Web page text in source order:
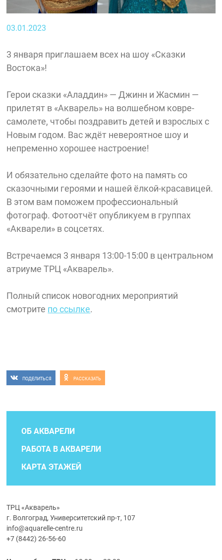
03.01.2023
3 января приглашаем всех на шоу «Сказки
Востока»!
Герои сказки «Аладдин» — Джинн и Жасмин —
прилетят в «Акварель» на волшебном ковре-
самолете, чтобы поздравить детей и взрослых с
Новым годом. Вас ждёт невероятное шоу и
непременно хорошее настроение!
И обязательно сделайте фото на память со
сказочными героями и нашей ёлкой-красавицей.
В этом вам поможем профессиональный
фотограф. Фотоотчёт опубликуем в группах
«Акварели» в соцсетях.
Встречаемся 3 января 13:00-15:00 в центральном
атриуме ТРЦ «Акварель».
Полный список новогодних мероприятий
смотрите по ссылке.
ПОДЕЛИТЬСЯ РАССКАЗАТЬ
ОБ АКВАРЕЛИ
РАБОТА В АКВАРЕЛИ
КАРТА ЭТАЖЕЙ
ТРЦ «Акварель»
г. Волгоград, Университетский пр-т, 107
info@aquarelle-centre.ru
+7 (8442) 26-56-60